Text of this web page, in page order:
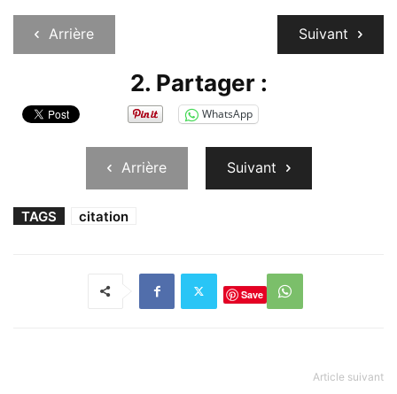
Arrière Suivant
2. Partager :
WhatsApp
Arrière Suivant
TAGS citation
Save
Article suivant